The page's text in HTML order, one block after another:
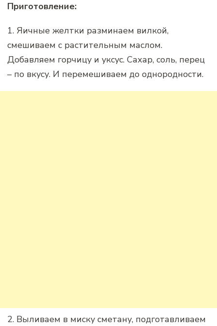
Приготовление:
1. Яичные желтки разминаем вилкой,
смешиваем с растительным маслом.
Добавляем горчицу и уксус. Сахар, соль, перец
– по вкусу. И перемешиваем до однородности.
2. Выливаем в миску сметану, подготавливаем